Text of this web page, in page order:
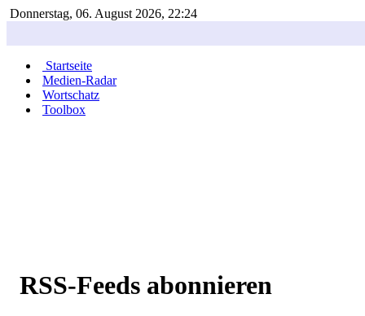
Donnerstag, 06. August 2026, 22:24
Startseite
Medien-Radar
Wortschatz
Toolbox
RSS-Feeds abonnieren